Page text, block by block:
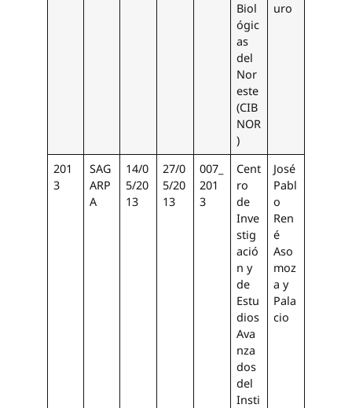
Biol
ógic
as
del
Nor
este
(CIB
NOR
)
uro
201
3
SAG
ARP
A
14/0
5/20
13
27/0
5/20
13
007_
201
3
Cent
ro
de
Inve
stig
ació
n y
de
Estu
dios
Ava
nza
dos
del
Insti
José
Pabl
o
Ren
é
Aso
moz
a y
Pala
cio